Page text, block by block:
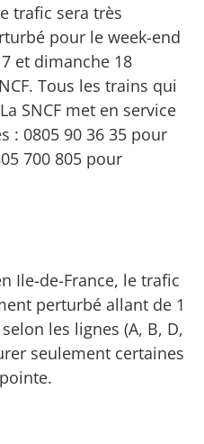
trafic sera très
pour le week-end
et dimanche 18
Tous les trains qui
SNCF met en service
: 0805 90 36 35 pour
700 805 pour
Ile-de-France, le trafic
perturbé allant de 1
les lignes (A, B, D,
seulement certaines